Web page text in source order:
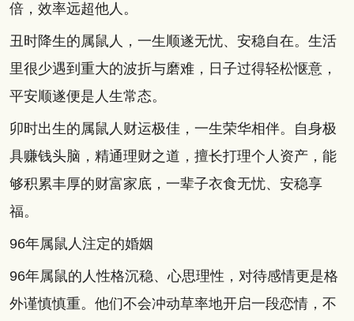
倍，效率远超他人。
丑时降生的属鼠人，一生顺遂无忧、安稳自在。生活
里很少遇到重大的波折与磨难，日子过得轻松惬意，
平安顺遂便是人生常态。
卯时出生的属鼠人财运极佳，一生荣华相伴。自身极
具赚钱头脑，精通理财之道，擅长打理个人资产，能
够积累丰厚的财富家底，一辈子衣食无忧、安稳享
福。
96年属鼠人注定的婚姻
96年属鼠的人性格沉稳、心思理性，对待感情更是格
外谨慎慎重。他们不会冲动草率地开启一段恋情，不